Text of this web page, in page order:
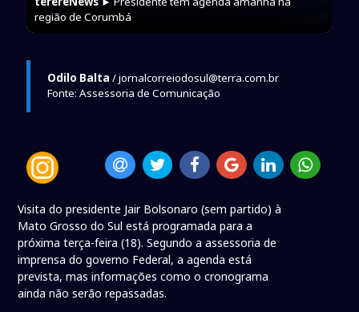
região de Corumbá
Odilo Balta / jornalcorreiodosul@terra.com.br
Fonte: Assessoria de Comunicação
Visita do presidente Jair Bolsonaro (sem partido) à
Mato Grosso do Sul está programada para a
próxima terça-feira (18). Segundo a assessoria de
imprensa do governo Federal, a agenda está
prevista, mas informações como o cronograma
ainda não serão repassadas.